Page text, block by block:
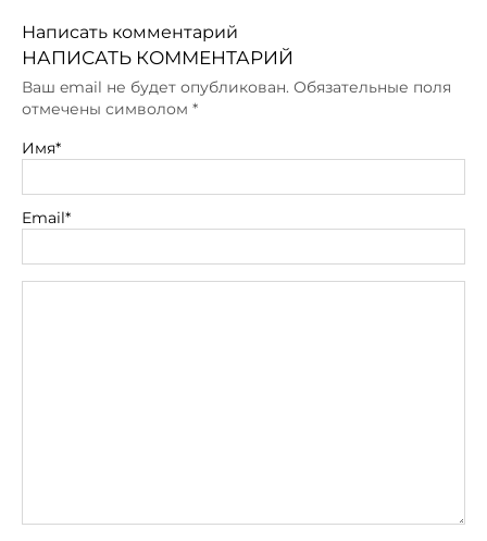
Написать комментарий
НАПИСАТЬ КОММЕНТАРИЙ
Ваш email не будет опубликован. Обязательные поля
отмечены символом *
Имя*
Email*